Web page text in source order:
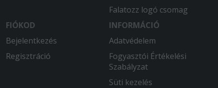
Falatozz logó csomag
FIÓKOD
Bejelentkezés
Regisztráció
INFORMÁCIÓ
Adatvédelem
Fogyasztói Értékelési
Szabályzat
Süti kezelés